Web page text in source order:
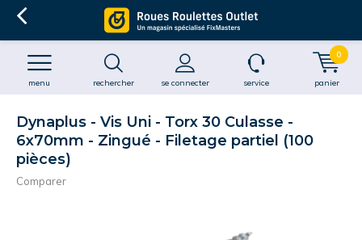
rechercher se connecter
menu service panier
0
Dynaplus - Vis Uni - Torx 30 Culasse -
6x70mm - Zingué - Filetage partiel (100
pièces)
Comparer